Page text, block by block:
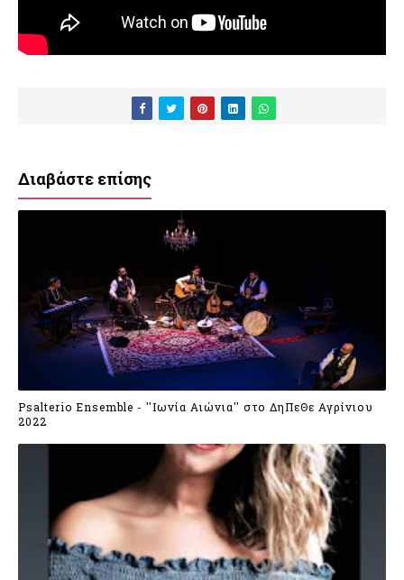
Διαβάστε επίσης
Psalterio Ensemble - ''Ιωνία Αιώνια'' στο ΔηΠεΘε Αγρίνιου
2022